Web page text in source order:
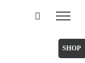
Toggle
Sliding